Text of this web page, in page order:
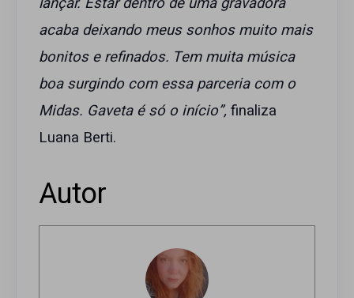
acaba deixando meus sonhos muito mais
bonitos e refinados. Tem muita música
boa surgindo com essa parceria com o
Midas. Gaveta é só o início”,finaliza
Luana Berti.
Autor